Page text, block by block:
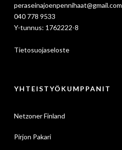
peraseinajoenpennihaat@gmail.com
040 778 9533
Y-tunnus: 1762222-8
Tietosuojaseloste
YHTEISTYÖKUMPPANIT
Netzoner Finland
Pirjon Pakari